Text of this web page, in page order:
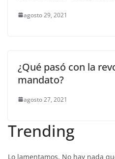
agosto 29, 2021
¿Qué pasó con la
mandato?
agosto 27, 2021
Trending
Lo lamentamos. No hay nada